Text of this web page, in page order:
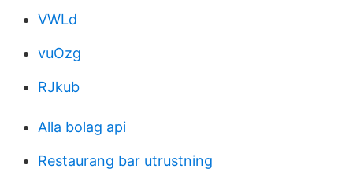
VWLd
vuOzg
RJkub
Alla bolag api
Restaurang bar utrustning